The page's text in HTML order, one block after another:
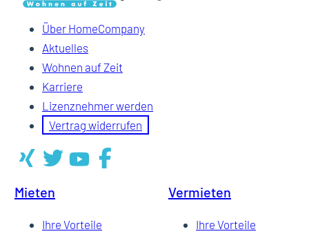
Über HomeCompany
Aktuelles
Wohnen auf Zeit
Karriere
Lizenznehmer werden
Vertrag widerrufen
Mieten
Ihre Vorteile
Vermieten
Ihre Vorteile